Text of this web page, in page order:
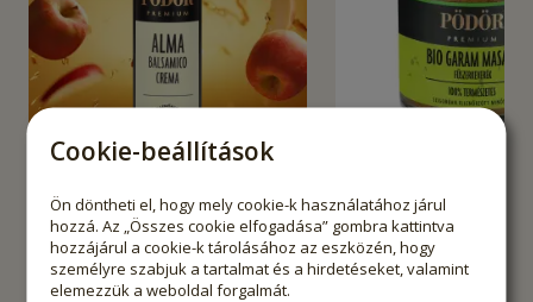
Alma balsamico crema
Bio Garam
Cookie-beállítások
Ön döntheti el, hogy mely cookie-k használatához járul
hozzá. Az „Összes cookie elfogadása” gombra kattintva
hozzájárul a cookie-k tárolásához az eszközén, hogy
személyre szabjuk a tartalmat és a hirdetéseket, valamint
elemezzük a weboldal forgalmát.